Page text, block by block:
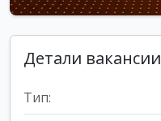
Детали вакансии
Тип: